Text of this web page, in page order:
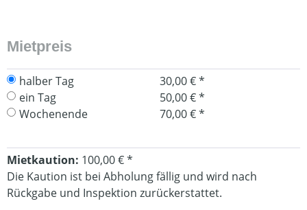
Mietpreis
halber Tag
30,00 € *
ein Tag
50,00 € *
Wochenende
70,00 € *
Mietkaution: 100,00 € *
Die Kaution ist bei Abholung fällig und wird nach
Rückgabe und Inspektion zurückerstattet.